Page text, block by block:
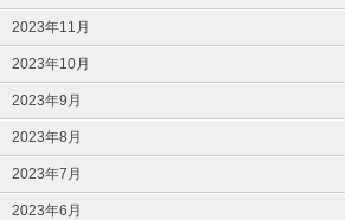
2023年11月
2023年10月
2023年9月
2023年8月
2023年7月
2023年6月